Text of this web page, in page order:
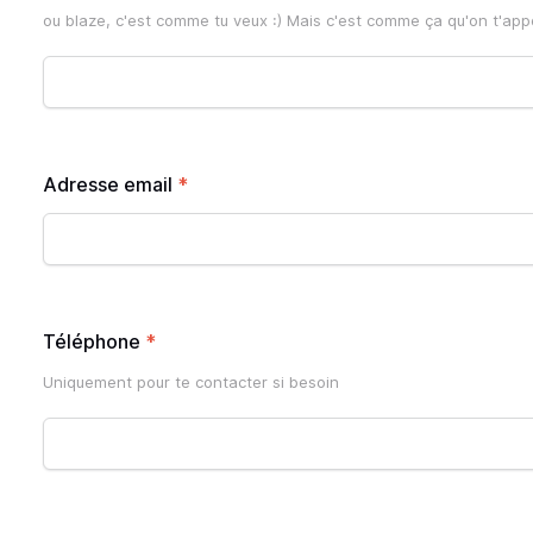
ou blaze, c'est comme tu veux :) Mais c'est comme ça qu'on
Adresse email *
Téléphone *
Uniquement pour te contacter si besoin